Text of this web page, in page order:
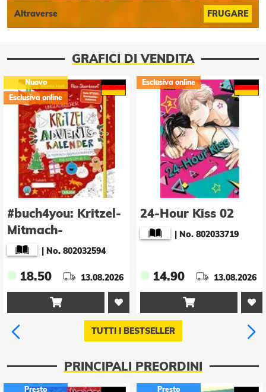
FRUGARE
Altraverse
GRAFICI DI VENDITA
Nuovo
Esclusiva online
#buch4you: Kritzel-
Mitmach-
Adventskalender
| No. 802032594
18.50 13.08.2026

Esclusiva online
24-Hour Kiss 02
| No. 802033719
14.90 13.08.2026

TUTTI I BESTSELLER
PRINCIPALI PREORDINI
Presto Presto